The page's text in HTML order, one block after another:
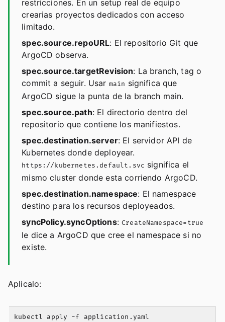
restricciones. En un setup real de equipo
crearias proyectos dedicados con acceso
limitado.
spec.source.repoURL: El repositorio Git que
ArgoCD observa.
spec.source.targetRevision: La branch, tag o
commit a seguir. Usar main significa que
ArgoCD sigue la punta de la branch main.
spec.source.path: El directorio dentro del
repositorio que contiene los manifiestos.
spec.destination.server: El servidor API de
Kubernetes donde deployear.
https://kubernetes.default.svc significa el
mismo cluster donde esta corriendo ArgoCD.
spec.destination.namespace: El namespace
destino para los recursos deployeados.
syncPolicy.syncOptions:CreateNamespace=true
le dice a ArgoCD que cree el namespace si no
existe.
Aplicalo: